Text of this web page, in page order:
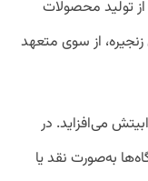
تولید محصولات
از سوی متعهد
می‌افزاید. در
به‌صورت نقد یا